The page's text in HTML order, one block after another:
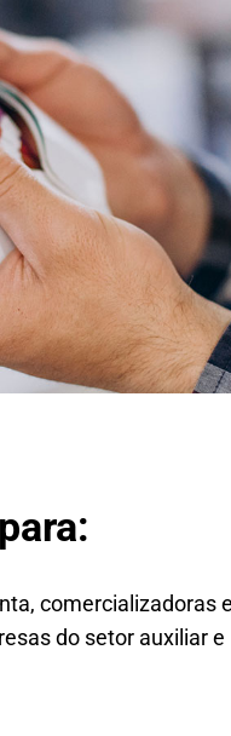
comercializadoras
do setor auxiliar e